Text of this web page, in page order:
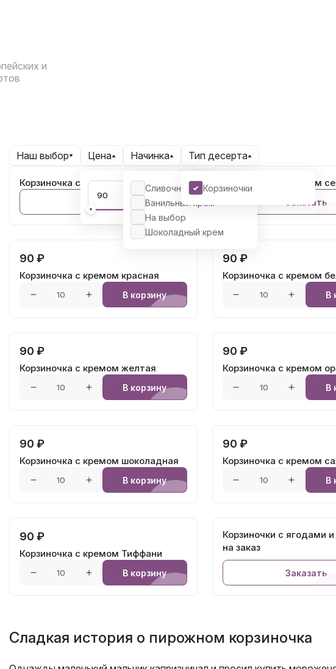
Корзиночка с кремом золотая Корзиночка с кремом
Заказать
90 ₽
Корзиночка с кремом красная
В корзину
90 ₽
Корзиночка с кремом
В
90 ₽
Корзиночка с кремом желтая
В корзину
90 ₽
Корзиночка с кремом
В
90 ₽
Корзиночка с кремом шоколадная
В корзину
90 ₽
Корзиночка с кремом
В
90 ₽
Корзиночка с кремом Тиффани
В корзину
Корзиночки с ягодами
на заказ
Заказать
Сладкая история о пирожном корзиночка
Наш выбор Цена Начинка
Сливочный крем
Ванильный крем
На выбор
Шоколадный крем
Тип десерта
Корзиночки
и